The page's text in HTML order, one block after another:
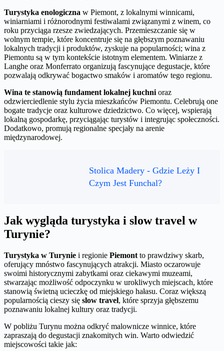
Turystyka enologiczna w Piemont, z lokalnymi winnicami,
winiarniami i różnorodnymi festiwalami związanymi z winem, co
roku przyciąga rzesze zwiedzających. Przemieszczanie się w
wolnym tempie, które koncentruje się na głębszym poznawaniu
lokalnych tradycji i produktów, zyskuje na popularności; wina z
Piemontu są w tym kontekście istotnym elementem. Winiarze z
Langhe oraz Monferrato organizują fascynujące degustacje, które
pozwalają odkrywać bogactwo smaków i aromatów tego regionu.
Wina te stanowią fundament lokalnej kuchni oraz
odzwierciedlenie stylu życia mieszkańców Piemontu. Celebrują one
bogate tradycje oraz kulturowe dziedzictwo. Co więcej, wspierają
lokalną gospodarkę, przyciągając turystów i integrując społeczności.
Dodatkowo, promują regionalne specjały na arenie
międzynarodowej.
Stolica Madery - Gdzie Leży I
Czym Jest Funchal?
Jak wygląda turystyka i slow travel w
Turynie?
Turystyka w Turynie i regionie Piemont to prawdziwy skarb,
oferujący mnóstwo fascynujących atrakcji. Miasto oczarowuje
swoimi historycznymi zabytkami oraz ciekawymi muzeami,
stwarzając możliwość odpoczynku w urokliwych miejscach, które
stanowią świetną ucieczkę od miejskiego hałasu. Coraz większą
popularnością cieszy się slow travel, które sprzyja głębszemu
poznawaniu lokalnej kultury oraz tradycji.
W pobliżu Turynu można odkryć malownicze winnice, które
zapraszają do degustacji znakomitych win. Warto odwiedzić
miejscowości takie jak: